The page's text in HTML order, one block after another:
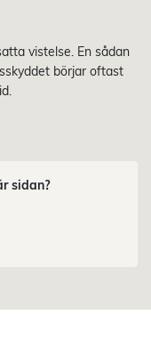
vistelse. En sådan
börjar oftast
sidan?